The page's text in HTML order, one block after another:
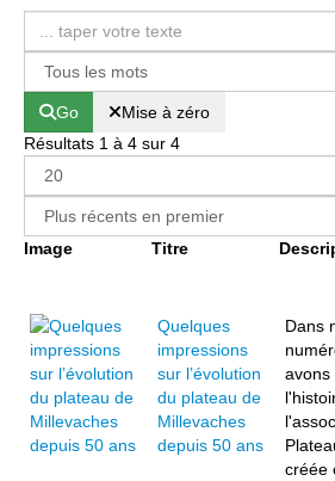
Go
Mise à zéro
Résultats 1 à 4 sur 4
Image Titre
Quelques
impressions
sur l’évolution
du plateau de
Millevaches
depuis 50 ans
Dans
avons
créée